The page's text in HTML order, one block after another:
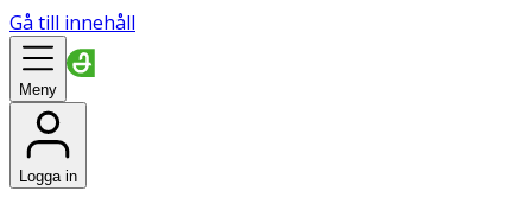
Gå till innehåll
Meny
Logga in